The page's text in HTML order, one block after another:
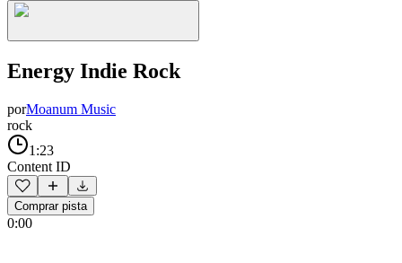
Energy Indie Rock
porMoanum Music
rock
1:23
Content ID
Comprar pista
0:00